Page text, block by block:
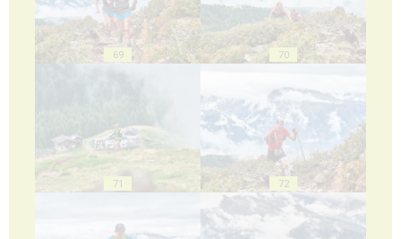
69 70
71 72